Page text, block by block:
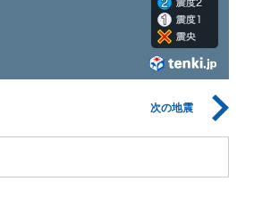
次の地震